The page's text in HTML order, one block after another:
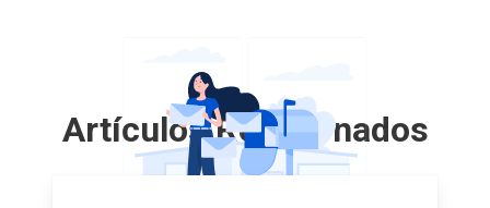
Artículos Relacionados